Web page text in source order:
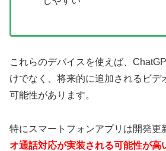
これらのデバイスを使えば、
けでなく、将来的に追加されるビデ
可能性があります。
特にスマートフォンアプリは開発更
オ通話対応が実装される可能性が高